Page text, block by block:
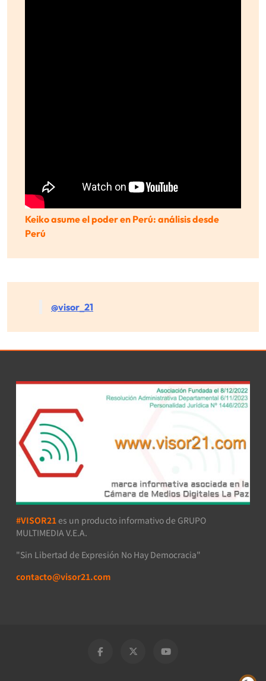
Keiko asume el poder en Perú: análisis desde
Perú
@visor_21
#VISOR21 es un producto informativo de GRUPO
MULTIMEDIA V.E.A.
"Sin Libertad de Expresión No Hay Democracia"
contacto@visor21.com